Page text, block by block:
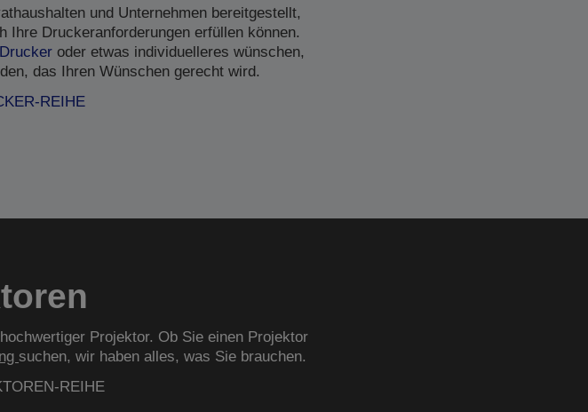
und Unternehmen bereitgestellt,
Druckeranforderungen erfüllen können.
oder etwas individuelleres wünschen,
das Ihren Wünschen gerecht wird.
REIHE
Projektor. Ob Sie einen Projektor
suchen, wir haben alles, was Sie brauchen.
REIHE